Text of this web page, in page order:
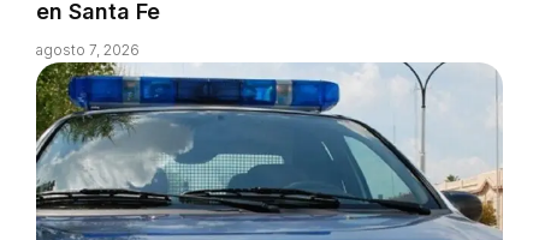
en Santa Fe
agosto 7, 2026